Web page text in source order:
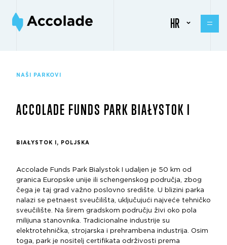
HR
NAŠI PARKOVI
ACCOLADE FUNDS PARK BIAŁYSTOK I
BIAŁYSTOK I, POLJSKA
Accolade Funds Park Bialystok I udaljen je 50 km od
granica Europske unije ili schengenskog područja, zbog
čega je taj grad važno poslovno središte. U blizini parka
nalazi se petnaest sveučilišta, uključujući najveće tehničko
sveučilište. Na širem gradskom području živi oko pola
milijuna stanovnika. Tradicionalne industrije su
elektrotehnička, strojarska i prehrambena industrija. Osim
toga, park je nositelj certifikata održivosti prema